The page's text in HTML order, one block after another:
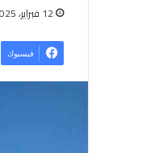
12 فبراير، 2025
فيسبوك